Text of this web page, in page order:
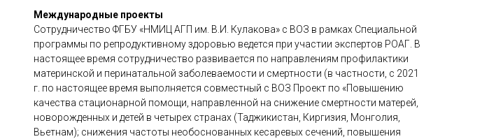
Международные проекты
Сотрудничество ФГБУ «НМИЦ АГП им. В.И. Кулакова» с ВОЗ в рамках Специальной
программы по репродуктивному здоровью ведется при участии экспертов РОАГ. В
настоящее время сотрудничество развивается по направлениям профилактики
материнской и перинатальной заболеваемости и смертности (в частности, с 2021
г. по настоящее время выполняется совместный с ВОЗ Проект по «Повышению
качества стационарной помощи, направленной на снижение смертности матерей,
новорожденных и детей в четырех странах (Таджикистан, Киргизия, Монголия,
Вьетнам); снижения частоты необоснованных кесаревых сечений, повышения